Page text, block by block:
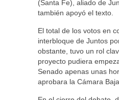
(Santa Fe), aliado de
también apoyó el texto.
El total de los votos en
interbloque de Juntos
obstante, tuvo un rol
proyecto pudiera
Senado apenas unas
aprobara la Cámara Baja.